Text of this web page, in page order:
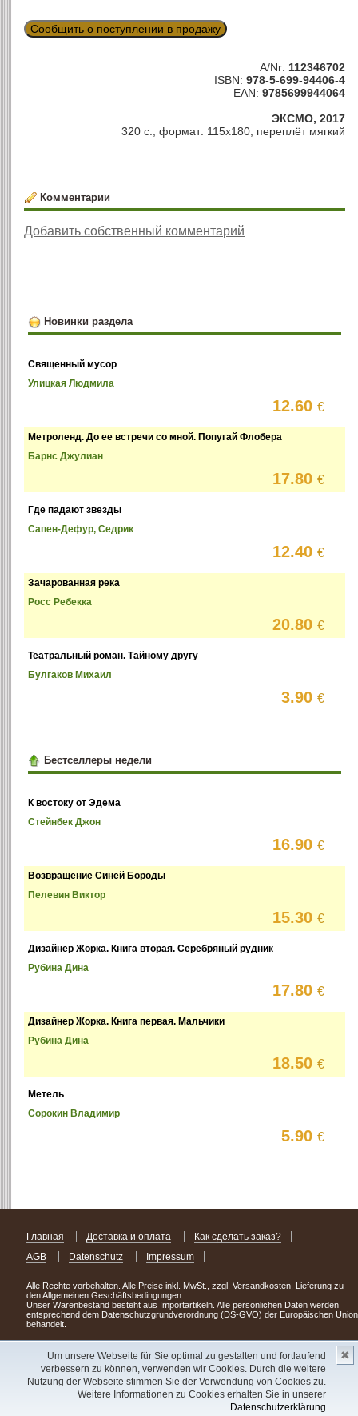
Um unsere Webseite für Sie optimal zu gestalten und fortlaufend
verbessern zu können, verwenden wir Cookies. Durch die weitere
Nutzung der Webseite stimmen Sie der Verwendung von Cookies zu.
Weitere Informationen zu Cookies erhalten Sie in unserer
Datenschutzerklärung
✖
Сообщить о поступлении в продажу
A/Nr: 112346702
ISBN: 978-5-699-94406-4
EAN: 9785699944064
ЭКСМО, 2017
320 с., формат: 115х180, переплёт мягкий
Комментарии
Добавить собственный комментарий
Новинки раздела
Священный мусор
Улицкая Людмила
12.60€
Метроленд. До ее встречи со мной. Попугай Флобера
Барнс Джулиан
17.80€
Где падают звезды
Сапен-Дефур, Седрик
12.40€
Зачарованная река
Росс Ребекка
20.80€
Театральный роман. Тайному другу
Булгаков Михаил
3.90€
Бестселлеры недели
К востоку от Эдема
Стейнбек Джон
16.90€
Возвращение Синей Бороды
Пелевин Виктор
15.30€
Дизайнер Жорка. Книга вторая. Серебряный рудник
Рубина Дина
17.80€
Дизайнер Жорка. Книга первая. Мальчики
Рубина Дина
18.50€
Метель
Сорокин Владимир
5.90€
Главная Доставка и оплата
Как сделать заказ?
AGB
Datenschutz Impressum
Alle Rechte vorbehalten. Alle Preise inkl. MwSt., zzgl. Versandkosten. Lieferung zu
den Allgemeinen Geschäftsbedingungen.
Unser Warenbestand besteht aus Importartikeln. Alle persönlichen Daten werden
entsprechend dem Datenschutzgrundverordnung (DS-GVO) der Europäischen Union
behandelt.
Сделав заказ сегодня, уже через день или два Вы можете стать обладателем
НОВИНКИ из Германии! Удачного поиска!
Copyright 2003 - 2023 © Express-Kniga
V.A.Vorobiev